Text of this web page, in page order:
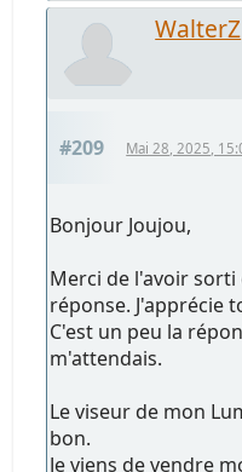
WalterZ
#209 Mai 28, 2025,
Bonjour Joujou,
Merci de l'avoir
réponse. J'apprécie
C'est un peu la
m'attendais.
Le viseur de mon
bon.
Je viens de vendre